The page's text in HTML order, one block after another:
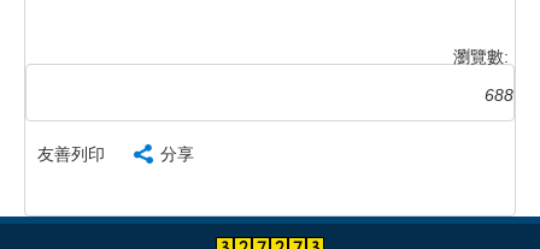
瀏覽數:
688
友善列印 分享